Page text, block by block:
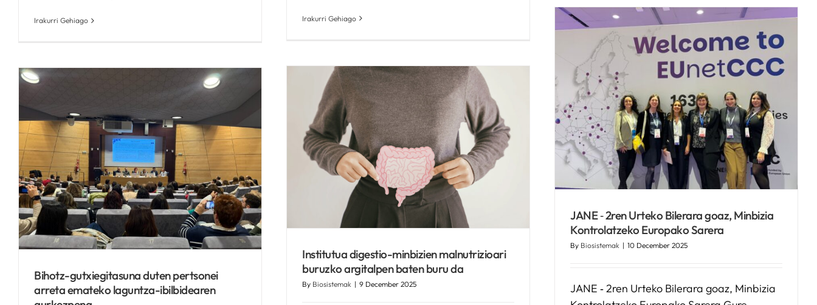
Irakurri Gehiago
Irakurri Gehiago
JANE ‑ 2ren Urteko Bilerara
goaz, Minbizia Kontrolatzeko
Europako Sarera
Kronikguneren albisteak
JANE ‑ 2ren Urteko Bilerara goaz, Minbizia
Kontrolatzeko Europako Sarera
By Biosistemak | 10 December 2025
JANE ‑ 2ren Urteko Bilerara goaz, Minbizia
Institutua digestio-minbizien
malnutrizioari buruzko
argitalpen baten buru da
Kronikguneren albisteak
Institutua digestio-minbizien malnutrizioari
buruzko argitalpen baten buru da
By Biosistemak | 9 December 2025
Bihotz-gutxiegitasuna duten pertsonei
arreta emateko laguntza-ibilbidearen